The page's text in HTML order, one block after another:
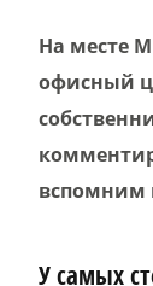
На месте
офисный
вспомним
У самых